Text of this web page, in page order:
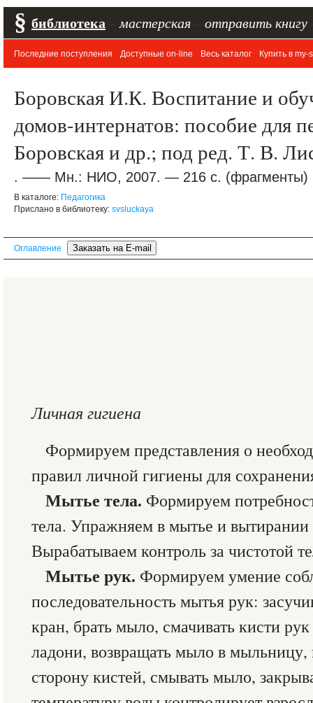
§ библиотека мастерская отправить книгу
Последние поступления Доступные on-line Весь каталог Купить в my-
Боровская И.К. Воспитание и
домов-интернатов: пособие для
Боровская и др.; под ред. Т. В.
. —— Мн.: НИО, 2007. — 216 с. (фрагменты)
В каталоге: Педагогика
Прислано в библиотеку: svsluckaya
Оглавление
Личная гигиена
Формируем представления о
правил личной гигиены для
Мытье тела. Формируем
тела. Упражняем в мытье и
Вырабатываем контроль за чистотой
Мытье рук. Формируем умение
последовательность мытья рук:
кран, брать мыло, смачивать кисти
ладони, возвращать мыло в
сторону кистей, смывать мыло,